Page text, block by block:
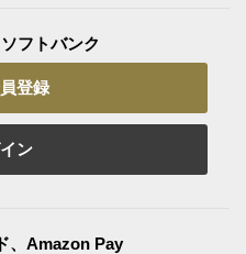
フトバンク
登録
ン
、Amazon Pay